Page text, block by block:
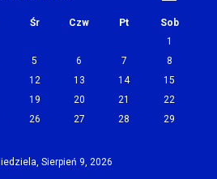
Śr Czw Pt
Sob
1
5 6 7
8
12 13 14
15
19 20 21
22
26 27 28
29
Sierpień 9, 2026